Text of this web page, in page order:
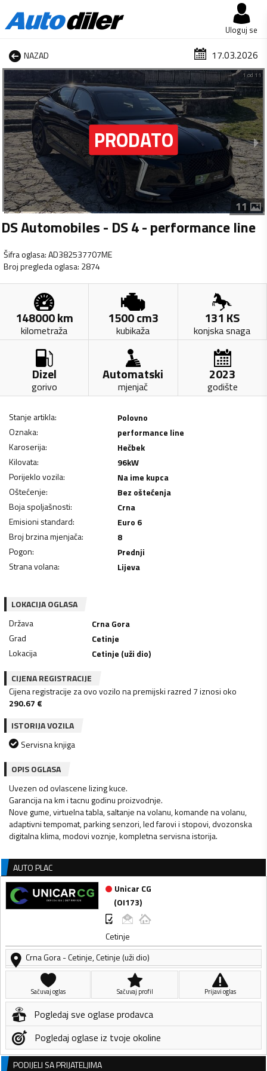
Uloguj se
NAZAD 17.03.2026
1 od 11
11
DS Automobiles - DS 4 - performance line
Šifra oglasa:AD382537707ME
Broj pregleda oglasa: 2874
148000km
kilometraža
1500cm3
kubikaža
131 KS
konjska snaga
Dizel
gorivo
Automatski
mjenjač
2023
godište
Stanje artikla:
Polovno
Oznaka:
performance line
Karoserija:
Hečbek
Kilovata: 96kW
Porijeklo vozila:
Na ime kupca
Oštećenje:
Bez oštećenja
Boja spoljašnosti:
Crna
Emisioni standard:
Euro 6
Broj brzina mjenjača:
8
Pogon:
Prednji
Strana volana: Lijeva
LOKACIJA OGLASA
Država
Crna Gora
Grad
Cetinje
Lokacija
Cetinje (uži dio)
CIJENA REGISTRACIJE
Cijena registracije za ovo vozilo na premijski razred 7 iznosi oko
290.67 €
ISTORIJA VOZILA
Servisna knjiga
OPIS OGLASA
Uvezen od ovlascene lizing kuce.
Garancija na km i tacnu godinu proizvodnje.
Nove gume, virtuelna tabla, saltanje na volanu, komande na volanu,
adaptivni tempomat, parking senzori, led farovi i stopovi, dvozonska
digitalna klima, modovi voznje, kompletna servisna istorija.
AUTO PLAC
Unicar CG
(OI173)
Cetinje
Crna Gora-Cetinje,Cetinje (uži dio)
Sačuvaj oglas Sačuvaj profil Prijavi oglas
Pogledaj sve oglase prodavca
Pogledaj oglase iz tvoje okoline
PODIJELI SA PRIJATELJIMA